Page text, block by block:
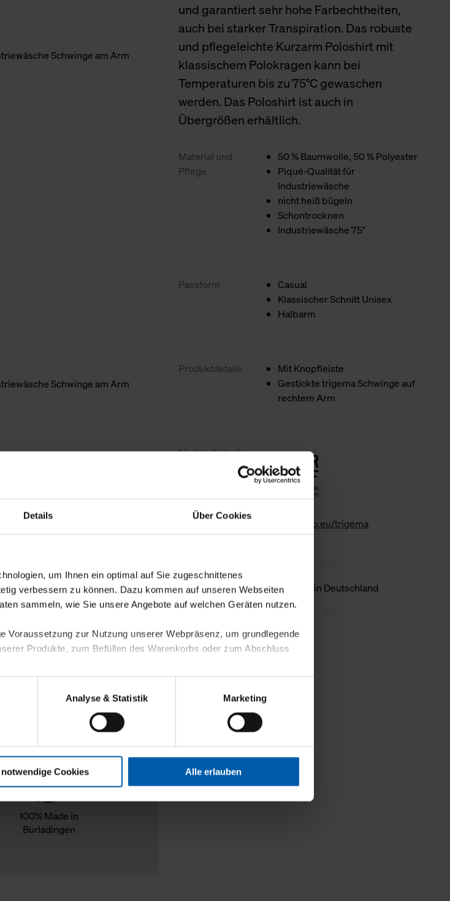
Details Über Cookies
um Ihnen ein optimal auf Sie zugeschnittenes
verbessern zu können. Dazu kommen auf unseren Webseiten
sammeln, wie Sie unsere Angebote auf welchen Geräten nutzen.
Voraussetzung zur Nutzung unserer Webpräsenz, um grundlegende
Produkte, zum Befüllen des Warenkorbs oder zum Abschluss
und Inhalte aufgrund Ihres Nutzerverhaltens und Ihres Profils
Analyse und Optimierung unserer Webpräsenz speichern wir
in anonymisierter Form an Dritte wie etwa unsere
und Web-Technologien für Ihr personalisiertes Einkaufserlebnis
Sie die Arten der Cookies selbst festlegen, die Sie erlauben
Analyse & Statistik Marketing
Cookies Alle erlauben
100% Made in
Burladingen
und garantiert sehr hohe Farbechtheiten,
auch bei starker Transpiration. Das robuste
und pflegeleichte Kurzarm Poloshirt mit
klassischem Polokragen kann bei
Temperaturen bis zu 75°C gewaschen
werden. Das Poloshirt ist auch in
Übergrößen erhältlich.
Material und
Pflege
50 % Baumwolle, 50 % Polyester
Piqué-Qualität für
Industriewäsche
nicht heiß bügeln
Schontrocknen
Industriewäsche 75°
Passform
Casual
Klassischer Schnitt Unisex
Halbarm
Produktdetails
Mit Knopfleiste
Gestickte trigema Schwinge auf
rechtem Arm
Nachhaltigkeit
www.gk-info.eu/trigema
Ursprungsland Hergestellt in Deutschland
Weniger Details